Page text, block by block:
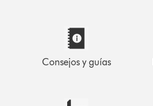
Consejos y guías